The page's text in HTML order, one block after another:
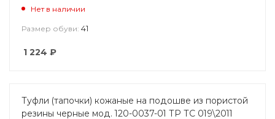
Нет в наличии
Размер обуви: 41
1 224 ₽
Туфли (тапочки) кожаные на подошве из пористой
резины черные мод. 120-0037-01 ТР ТС 019\2011